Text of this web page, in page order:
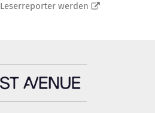
Leserreporter werden